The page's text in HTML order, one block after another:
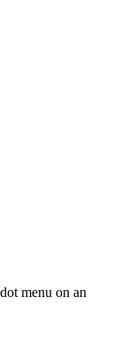
menu on an